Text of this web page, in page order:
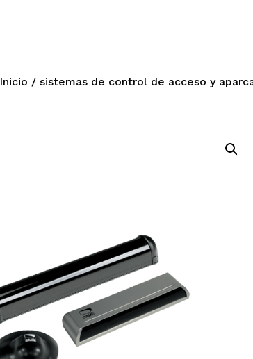
Inicio / sistemas de control de acceso y